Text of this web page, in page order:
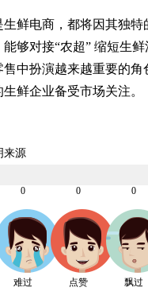
电商，都将因其独特
够对接“农超” 缩短生
中扮演越来越重要的
鲜企业备受市场关注。
来源
0
难过
0
点赞
0
飘过